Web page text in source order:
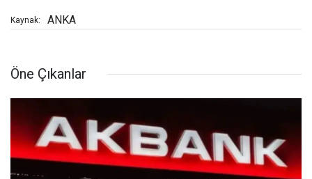
Kaynak: ANKA
Öne Çıkanlar